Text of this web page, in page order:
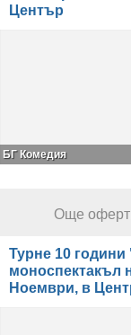
Център
БГ Комедия
Още
Турне 10
моноспектакъл
Ноември, в